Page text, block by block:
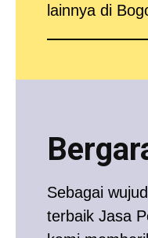
lainnya di
Sebagai
terbaik Jasa